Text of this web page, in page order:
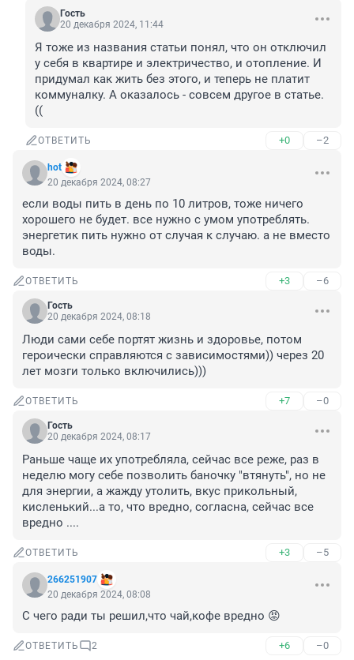
Гость
20 декабря 2024, 11:44
Я тоже из названия статьи понял, что он отключил
у себя в квартире и электричество, и отопление. И
придумал как жить без этого, и теперь не платит
коммуналку. А оказалось - совсем другое в статье.
((
ОТВЕТИТЬ +0 –2
hot
20 декабря 2024, 08:27
если воды пить в день по 10 литров, тоже ничего
хорошего не будет. все нужно с умом употреблять.
энергетик пить нужно от случая к случаю. а не вместо
воды.
ОТВЕТИТЬ +3 –6
Гость
20 декабря 2024, 08:18
Люди сами себе портят жизнь и здоровье, потом
героически справляются с зависимостями)) через 20
лет мозги только включились)))
ОТВЕТИТЬ +7 –0
Гость
20 декабря 2024, 08:17
Раньше чаще их употребляла, сейчас все реже, раз в
неделю могу себе позволить баночку "втянуть", но не
для энергии, а жажду утолить, вкус прикольный,
кисленький...а то, что вредно, согласна, сейчас все
вредно ....
ОТВЕТИТЬ +3 –5
266251907
20 декабря 2024, 08:08
С чего ради ты решил,что чай,кофе вредно 😡
ОТВЕТИТЬ 2 +6 –0